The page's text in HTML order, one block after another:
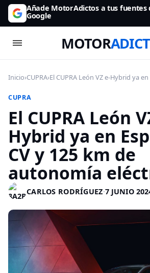
Añade MotorAdictos a tus fuentes
Google
MOTOR
Inicio›CUPRA›El CUPRA León VZ e-Hybrid ya en
CUPRA
El CUPRA León
Hybrid ya en
CV y 125 km de
autonomía
CARLOS RODRÍGUEZ·7 JUNIO